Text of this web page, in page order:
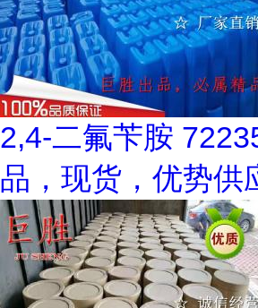
2,4-二氟苄胺
品，现货，优势供